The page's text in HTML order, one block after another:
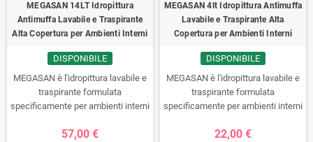
MEGASAN 14LT Idropittura
Antimuffa Lavabile e Traspirante
Alta Copertura per Ambienti Interni
DISPONIBILE
MEGASAN è l'idropittura lavabile e
traspirante formulata
specificamente per ambienti interni
micro-organismi. Offre eccellenti
57,00 €
MEGASAN 4lt Idropittura Antimuffa
Lavabile e Traspirante Alta
Copertura per Ambienti Interni
DISPONIBILE
MEGASAN è l'idropittura lavabile e
traspirante formulata
specificamente per ambienti interni
micro-organismi. Offre eccellenti
22,00 €